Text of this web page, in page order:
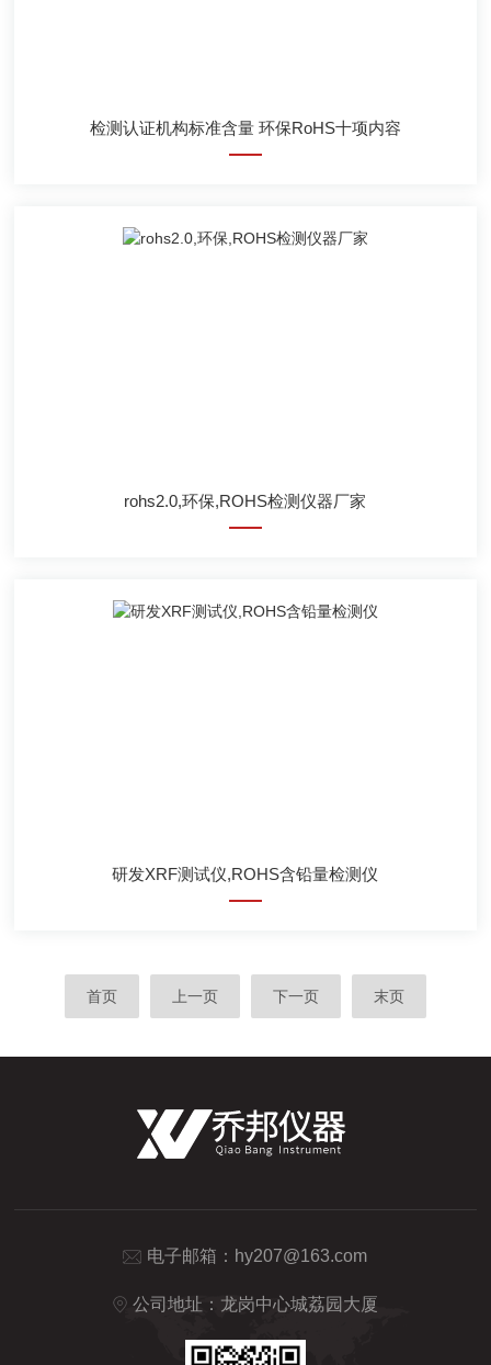
检测认证机构标准含量 环保RoHS十项内容
rohs2.0,环保,ROHS检测仪器厂家
研发XRF测试仪,ROHS含铅量检测仪
首页 上一页 下一页 末页
电子邮箱： hy207@163.com
公司地址：龙岗中心城荔园大厦